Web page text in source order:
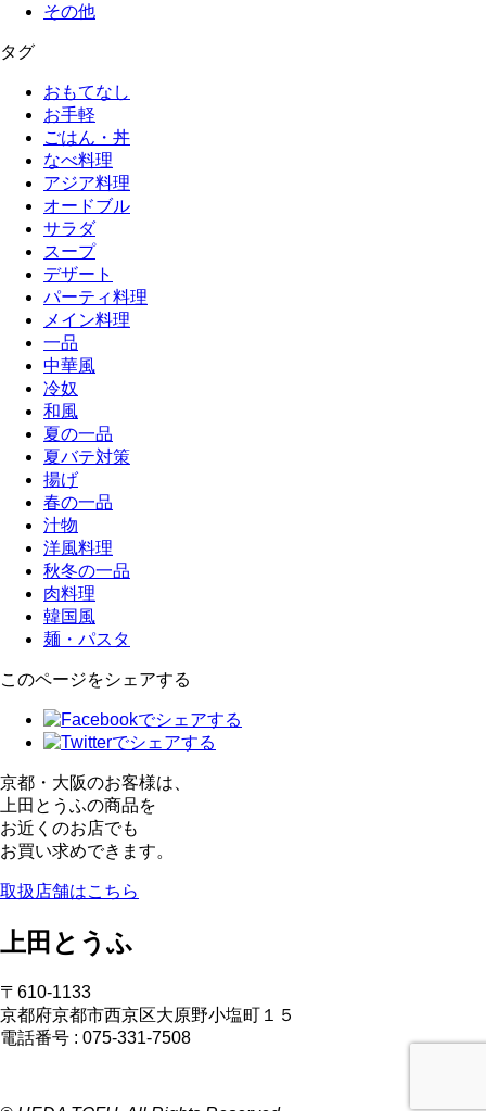
その他
タグ
おもてなし
お手軽
ごはん・丼
なべ料理
アジア料理
オードブル
サラダ
スープ
デザート
パーティ料理
メイン料理
一品
中華風
冷奴
和風
夏の一品
夏バテ対策
揚げ
春の一品
汁物
洋風料理
秋冬の一品
肉料理
韓国風
麺・パスタ
このページをシェアする
京都・大阪のお客様は、
上田とうふの商品を
お近くのお店でも
お買い求めできます。
取扱店舗はこちら
上田とうふ
〒610-1133
京都府京都市西京区大原野小塩町１５
電話番号 : 075-331-7508